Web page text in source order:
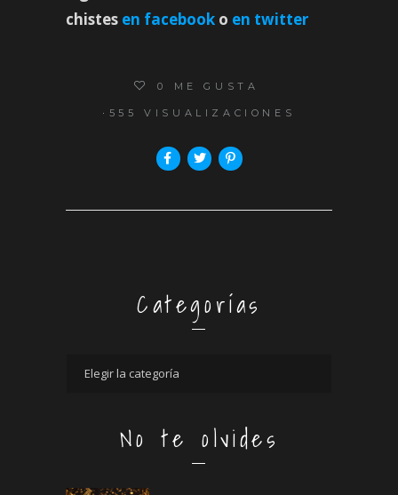
chistes en facebook o en twitter
0 ME GUSTA
555 VISUALIZACIONES
Categorías
No te olvides